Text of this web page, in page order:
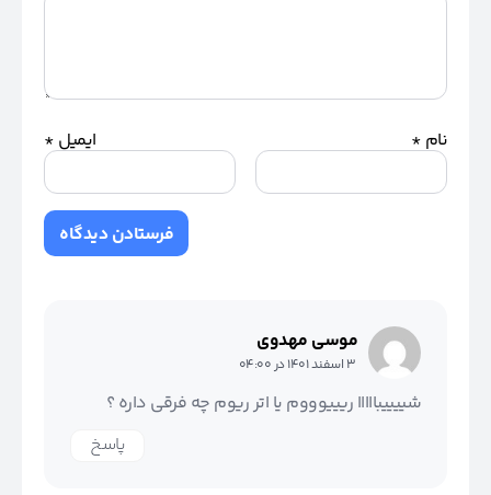
نام * ایمیل *
موسي مهدوي
3 اسفند 1401 در 04:00
شییییبااااا ریییوووم یا اتر ریوم چه فرقی داره ؟
پاسخ